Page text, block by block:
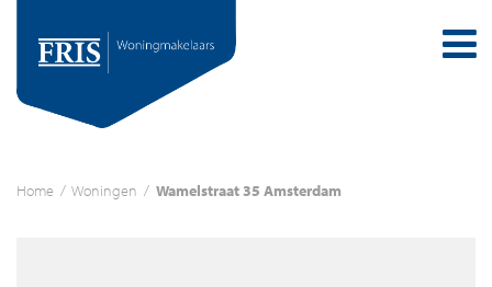
Home / Woningen / Wamelstraat 35 Amsterdam